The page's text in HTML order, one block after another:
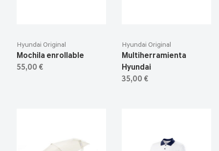
Hyundai Original
Mochila enrollable
55,00 €
Hyundai Original
Multiherramienta
Hyundai
35,00 €